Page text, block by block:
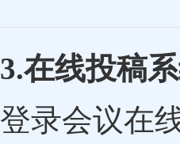
3.在线投稿
登录会议在